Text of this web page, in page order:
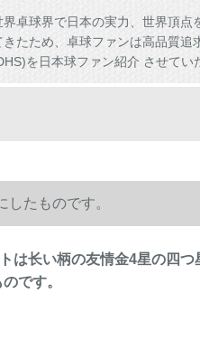
界卓球界で日本の実力、世界頂
きたため、卓球ファンは高品質
を日本球ファン紹介 させて
たものです。
は长い柄の友情金4星の四
です。